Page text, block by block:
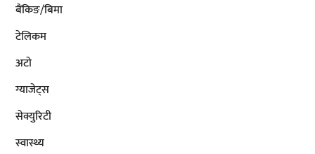
बैंकिङ/बिमा
टेलिकम
अटाे
ग्याजेट्स
सेक्युरिटी
स्वास्थ्य